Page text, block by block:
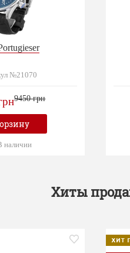
№21070
9450 грн
наличии
Хиты